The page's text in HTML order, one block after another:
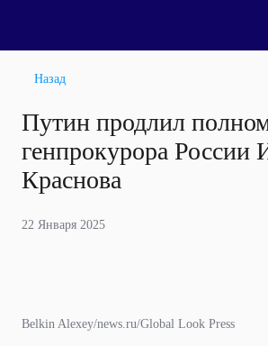
Назад
Путин продлил
генпрокурора России
Краснова
22 Января 2025
Belkin Alexey/news.ru/Global Look Press